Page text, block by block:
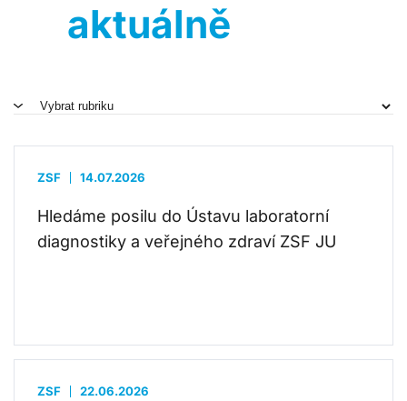
aktuálně
ZSF 14.07.2026
Hledáme posilu do Ústavu laboratorní
diagnostiky a veřejného zdraví ZSF JU
ZSF 22.06.2026